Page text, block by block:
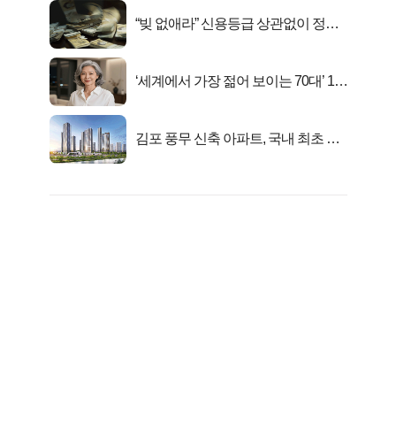
“빚 없애라” 신용등급 상관없이 정부
‘세계에서 가장 젊어 보이는 70대’ 1위
김포 풍무 신축 아파트, 국내 최초 반